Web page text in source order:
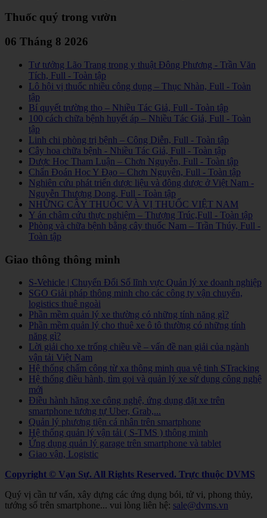
Thuốc quý trong vườn
06 Tháng 8 2026
Tư tưởng Lão Trang trong y thuật Đông Phương - Trần Văn
Tích, Full - Toàn tập
Lô hội vị thuốc nhiều công dụng – Thục Nhàn, Full - Toàn
tập
Bí quyết trường thọ – Nhiều Tác Giả, Full - Toàn tập
100 cách chữa bệnh huyết áp – Nhiều Tác Giả, Full - Toàn
tập
Linh chi phòng trị bệnh – Công Diễn, Full - Toàn tập
Cây hoa chữa bệnh - Nhiều Tác Giả, Full - Toàn tập
Dược Học Tham Luận – Chơn Nguyễn, Full - Toàn tập
Chẩn Đoán Học Y Đạo – Chơn Nguyên, Full - Toàn tập
Nghiên cứu phát triển dược liệu và đông dược ở Việt Nam -
Nguyễn Thượng Dong, Full - Toàn tập
NHỮNG CÂY THUỐC VÀ VỊ THUỐC VIỆT NAM
Y án châm cứu thực nghiệm – Thượng Trúc,Full - Toàn tập
Phòng và chữa bệnh bằng cây thuốc Nam – Trần Thúy, Full -
Toàn tập
Giao thông thông minh
S-Vehicle | Chuyển Đổi Số lĩnh vực Quản lý xe doanh nghiệp
SGO Giải pháp thông minh cho các công ty vận chuyển,
logistics thuê ngoài
Phần mềm quản lý xe thường có những tính năng gì?
Phần mềm quản lý cho thuê xe ô tô thường có những tính
năng gì?
Lời giải cho xe trống chiều về – vấn đề nan giải của ngành
vận tải Việt Nam
Hệ thống chấm công từ xa thông minh qua vệ tinh STracking
Hệ thống điều hành, tìm gọi và quản lý xe sử dụng công nghệ
mới
Điều hành hãng xe công nghệ, ứng dụng đặt xe trên
smartphone tương tự Uber, Grab,...
Quản lý phương tiện cá nhân trên smartphone
Hệ thống quản lý vận tải ( S-TMS ) thông minh
Ứng dụng quản lý garage trên smartphone và tablet
Giao vận, Logistic
Copyright © Vạn Sự. All Rights Reserved. Trực thuộc DVMS
Quý vị cần tư vấn, xây dựng các ứng dụng bói, tử vi, phong thủy,
tướng số trên smartphone... vui lòng liên hệ: sale@dvms.vn